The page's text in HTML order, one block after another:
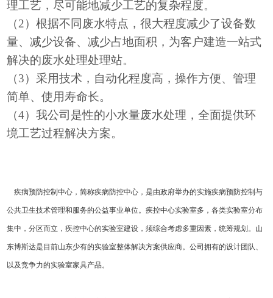
理工艺，尽可能地减少工艺的复杂程度。
（2）根据不同废水特点，很大程度减少了设备数
量、减少设备、减少占地面积，为客户建造一站式
解决的废水处理处理站。
（3）采用技术，自动化程度高，操作方便、管理
简单、使用寿命长。
（4）我公司是性的小水量废水处理，全面提供环
境工艺过程解决方案。
疾病预防控制中心，简称疾病防控中心，是由政府举办的实施疾病预防控制与
公共卫生技术管理和服务的公益事业单位。疾控中心实验室多，各类实验室分布
集中，分区而立，疾控中心的实验室建设，须综合考虑多重因素，统筹规划。山
东博斯达是目前山东少有的实验室整体解决方案供应商。公司拥有的设计团队、
以及竞争力的实验室家具产品。